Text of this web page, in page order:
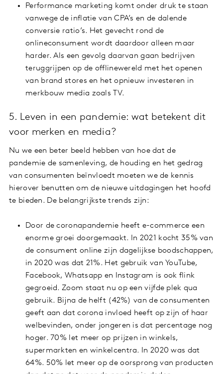
Performance marketing komt onder druk te staan
vanwege de inflatie van CPA’s en de dalende
conversie ratio’s. Het gevecht rond de
onlineconsument wordt daardoor alleen maar
harder. Als een gevolg daarvan gaan bedrijven
teruggrijpen op de offlinewereld met het openen
van brand stores en het opnieuw investeren in
merkbouw media zoals TV.
5. Leven in een pandemie: wat betekent dit
voor merken en media?
Nu we een beter beeld hebben van hoe dat de
pandemie de samenleving, de houding en het gedrag
van consumenten beïnvloedt moeten we de kennis
hierover benutten om de nieuwe uitdagingen het hoofd
te bieden. De belangrijkste trends zijn:
Door de coronapandemie heeft e-commerce een
enorme groei doorgemaakt. In 2021 kocht 35% van
de consument online zijn dagelijkse boodschappen,
in 2020 was dat 21%. Het gebruik van YouTube,
Facebook, Whatsapp en Instagram is ook flink
gegroeid. Zoom staat nu op een vijfde plek qua
gebruik. Bijna de helft (42%) van de consumenten
geeft aan dat corona invloed heeft op zijn of haar
welbevinden, onder jongeren is dat percentage nog
hoger. 70% let meer op prijzen in winkels,
supermarkten en winkelcentra. In 2020 was dat
64%. 50% let meer op de oorsprong van producten